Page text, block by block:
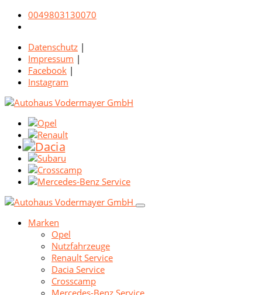
0049803130070
Datenschutz |
Impressum |
Facebook |
Instagram
Marken
Opel
Nutzfahrzeuge
Renault Service
Dacia Service
Crosscamp
Mercedes-Benz Service